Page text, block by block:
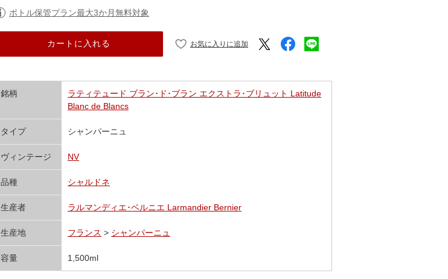
ボトル保管プラン最大3か月無料対象
カートに入れる
銘柄
ラティテュード ブラン･ド･ブラン エクストラ･ブリュット Latitude
Blanc de Blancs
タイプ シャンパーニュ
ヴィンテージ NV
品種 シャルドネ
生産者 ラルマンディエ･ベルニエ Larmandier Bernier
生産地 フランス > シャンパーニュ
容量 1,500ml